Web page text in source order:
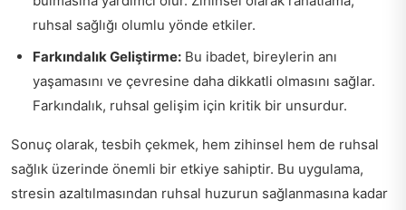
ruhsal sağlığı olumlu yönde etkiler.
Farkındalık Geliştirme: Bu ibadet, bireylerin anı
yaşamasını ve çevresine daha dikkatli olmasını sağlar.
Farkındalık, ruhsal gelişim için kritik bir unsurdur.
Sonuç olarak, tesbih çekmek, hem zihinsel hem de ruhsal
sağlık üzerinde önemli bir etkiye sahiptir. Bu uygulama,
stresin azaltılmasından ruhsal huzurun sağlanmasına kadar